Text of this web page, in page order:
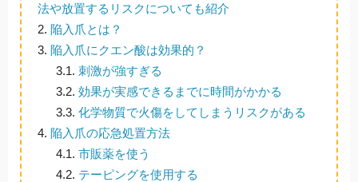
法や放置するリスクについても紹介
2. 陥入爪とは？
3. 陥入爪にクエン酸は効果的？
3.1. 刺激が強すぎる
3.2. 効果が実感できるまでに時間がかかる
3.3. 化学物質で火傷をしてしまうリスクがある
4. 陥入爪の応急処置方法
4.1. 市販薬を使う
4.2. テーピングを使用する